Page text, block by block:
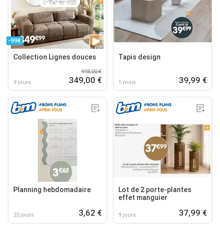
-99€
Collection Lignes douces
9 jours
448,00 €
349,00 €
Tapis design
1 mois 39,99 €
Planning hebdomadaire
22 jours 3,62 €
Lot de 2 porte-plantes
effet manguier
9 jours 37,99 €